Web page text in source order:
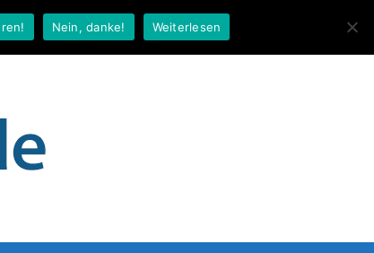
Nein, danke! Weiterlesen